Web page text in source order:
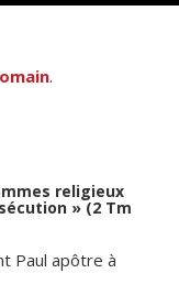
.
religieux
» (2 Tm
Paul apôtre à